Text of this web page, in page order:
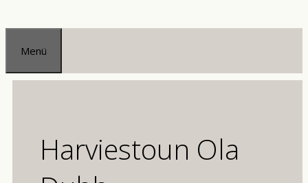
Zum
Inhalt
springen
Menü
Harviestoun Ola